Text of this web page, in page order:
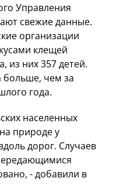
Управления
свежие данные.
организации
клещей
из них 357 детей.
больше, чем за
года.
населенных
природе у
дорог. Случаев
- добавили в